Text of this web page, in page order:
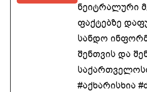
ნეიტრალური
ფაქტებზე
სანდო
შენთვის და
#აქხარისხია